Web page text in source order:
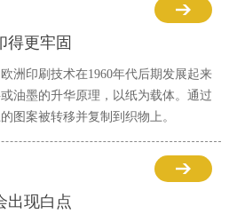
得更牢固
洲印刷技术在1960年代后期发展起来
油墨的升华原理，以纸为载体。通过
图案被转移并复制到织物上。
出现白点